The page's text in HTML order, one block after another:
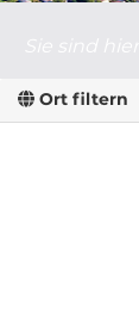
Ort filtern